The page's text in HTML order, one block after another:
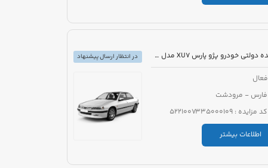
مزایده دولتی خودرو پژو پارس XU7 مدل 1394 رنگ سفید روغنی
فعال
فارس - مرودشت
کد مزایده : 5221007335000109
اطلاعات بیشتر
در انتظار ارسال پیشنهاد